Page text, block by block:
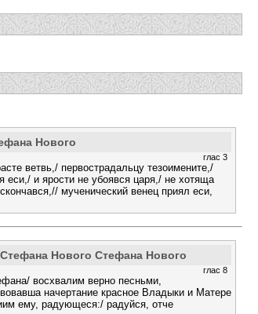
Нового
глас 3
ветвь,/ первострадальцу тезоимените,/
еси,/ и ярости не убоявся царя,/ не хотяща
мученический венец приял еси,
Нового Стефана Нового
глас 8
восхвалим верно песньми,
начертание красное Владыки и Матере
ему, радующеся:/ радуйся, отче